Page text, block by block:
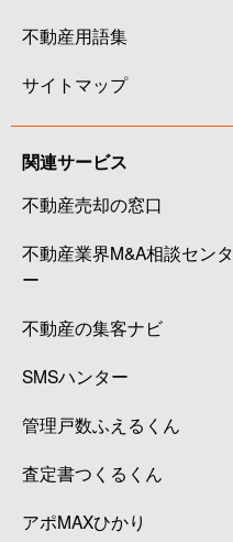
不動産用語集
サイトマップ
関連サービス
不動産売却の窓口
不動産業界M&A相談センタ
ー
不動産の集客ナビ
SMSハンター
管理戸数ふえるくん
査定書つくるくん
アポMAXひかり